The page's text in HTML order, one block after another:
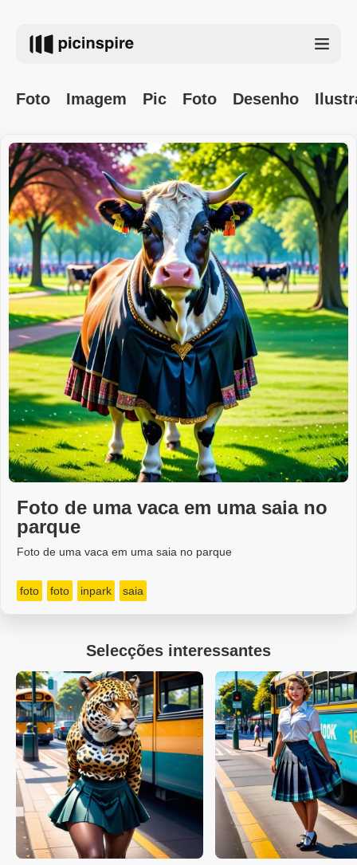
Foto Imagem Pic Foto Desenho
Foto de uma vaca em uma saia no
parque
Foto de uma vaca em uma saia no parque
foto foto inpark saia
Selecções interessantes